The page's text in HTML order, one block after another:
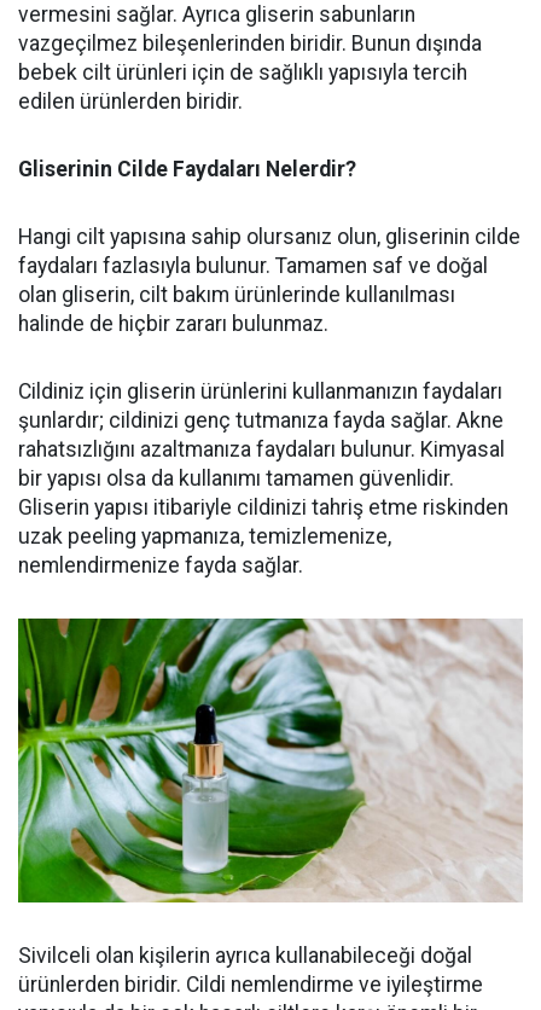
vermesini sağlar. Ayrıca gliserin sabunların
vazgeçilmez bileşenlerinden biridir. Bunun dışında
bebek cilt ürünleri için de sağlıklı yapısıyla tercih
edilen ürünlerden biridir.
Gliserinin Cilde Faydaları Nelerdir?
Hangi cilt yapısına sahip olursanız olun, gliserinin cilde
faydaları fazlasıyla bulunur. Tamamen saf ve doğal
olan gliserin, cilt bakım ürünlerinde kullanılması
halinde de hiçbir zararı bulunmaz.
Cildiniz için gliserin ürünlerini kullanmanızın faydaları
şunlardır; cildinizi genç tutmanıza fayda sağlar. Akne
rahatsızlığını azaltmanıza faydaları bulunur. Kimyasal
bir yapısı olsa da kullanımı tamamen güvenlidir.
Gliserin yapısı itibariyle cildinizi tahriş etme riskinden
uzak peeling yapmanıza, temizlemenize,
nemlendirmenize fayda sağlar.
Sivilceli olan kişilerin ayrıca kullanabileceği doğal
ürünlerden biridir. Cildi nemlendirme ve iyileştirme